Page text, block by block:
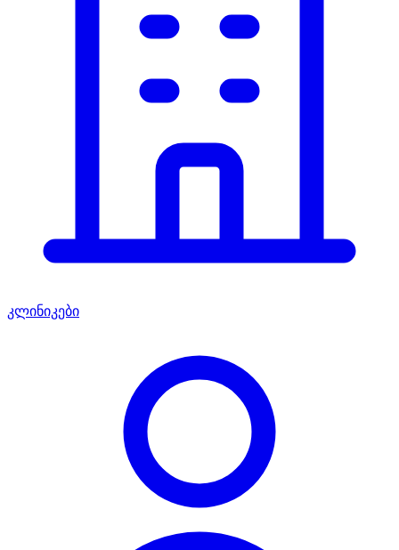
კლინიკები